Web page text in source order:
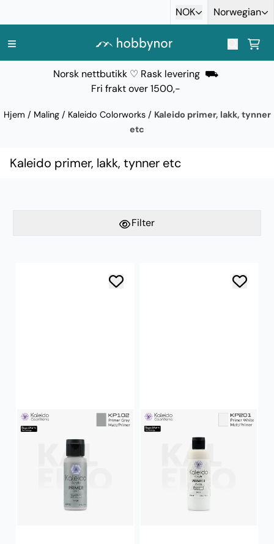
NOK Norwegian
Norsk nettbutikk ♡ Rask levering ⛟
Fri frakt over 1500,-
Hjem / Maling / Kaleido Colorworks / Kaleido primer, lakk, tynner
etc
Kaleido primer, lakk, tynner etc
Filter